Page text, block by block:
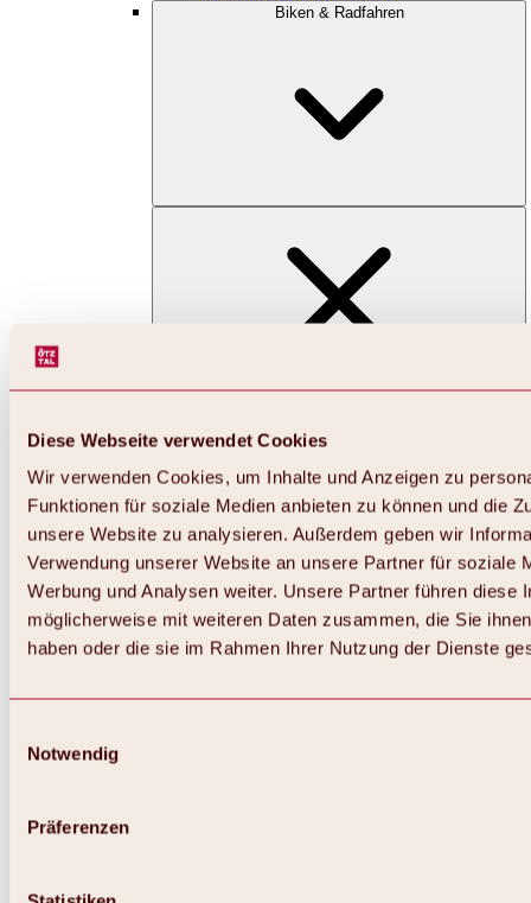
Diese Webseite verwendet Cookies
Wir verwenden Cookies, um Inhalte und Anzeigen zu
Funktionen für soziale Medien anbieten zu können und die
unsere Website zu analysieren. Außerdem geben wir
Verwendung unserer Website an unsere Partner für soziale
Werbung und Analysen weiter. Unsere Partner führen diese
möglicherweise mit weiteren Daten zusammen, die Sie
haben oder die sie im Rahmen Ihrer Nutzung der Dienste
Notwendig
Präferenzen
Biken & Radfahren